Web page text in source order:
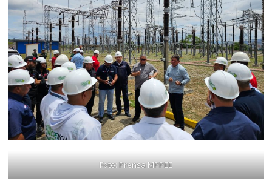
Foto: Prensa MPPEE